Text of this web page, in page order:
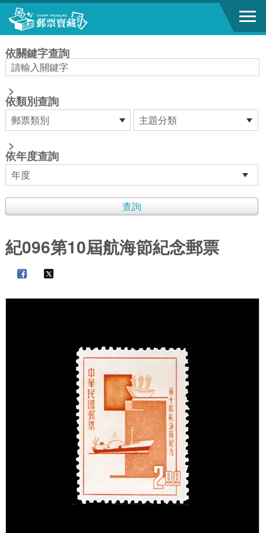
跳到主要內容區塊
依關鍵字查詢
>
依類別查詢
>
依年度查詢
紀096第10屆航海節紀念郵票